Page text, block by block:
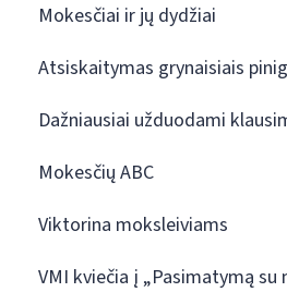
Mokesčiai ir jų dydžiai
Atsiskaitymas grynaisiais
Dažniausiai užduodami
Mokesčių ABC
Viktorina moksleiviams
VMI kviečia į „Pasimatymą su